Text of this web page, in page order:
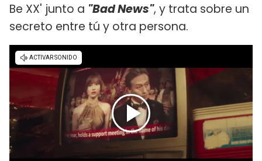
Be XX' junto a "Bad News", y trata sobre un
secreto entre tú y otra persona.